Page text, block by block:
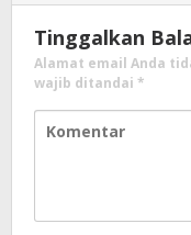
Tinggalkan
Alamat email Anda
wajib ditandai *